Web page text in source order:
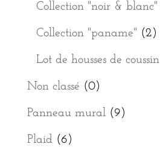
Collection "noir & blanc"
Collection "paname" (2)
Lot de housses de coussin
Non classé (0)
Panneau mural (9)
Plaid (6)